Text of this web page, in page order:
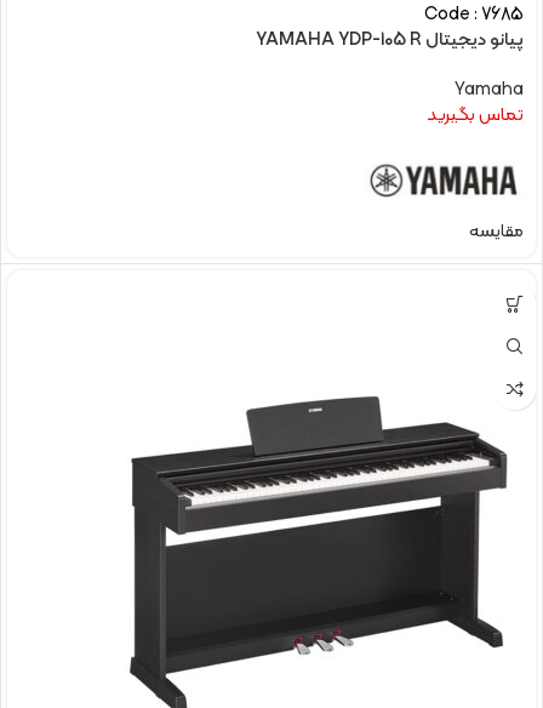
Code : 7685
پیانو دیجیتال YAMAHA YDP-105 R
Yamaha
تماس بگیرید
مقایسه